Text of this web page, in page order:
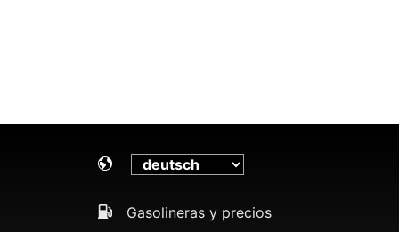
Gasolineras y precios